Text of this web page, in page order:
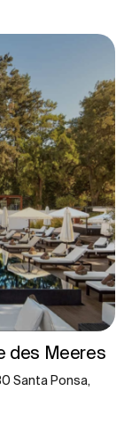
des Meeres
Santa Ponsa,